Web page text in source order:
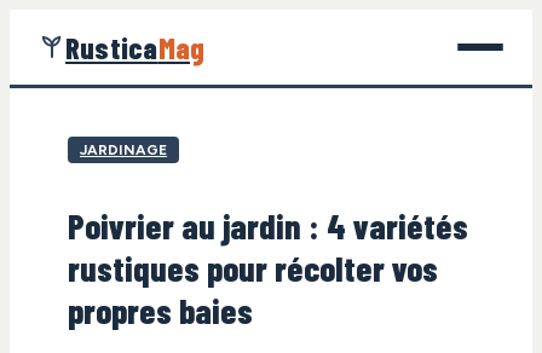
RusticaMag
Jardinage
Maison
JARDINAGE
Poivrier au jardin : 4 variétés
rustiques pour récolter vos
propres baies